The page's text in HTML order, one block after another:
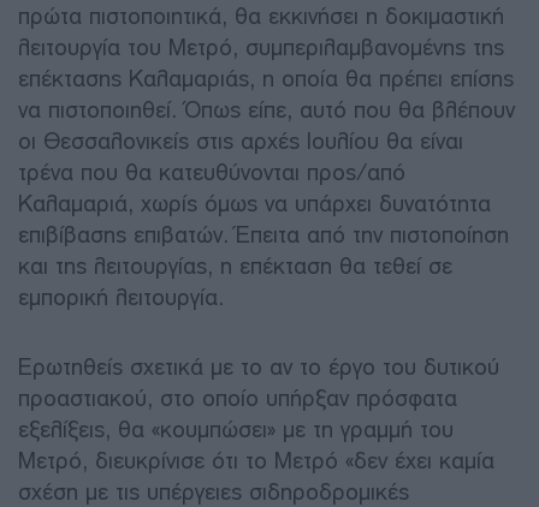
πρώτα πιστοποιητικά, θα εκκινήσει η δοκιμαστική
λειτουργία του Μετρό, συμπεριλαμβανομένης της
επέκτασης Καλαμαριάς, η οποία θα πρέπει επίσης
να πιστοποιηθεί. Όπως είπε, αυτό που θα βλέπουν
οι Θεσσαλονικείς στις αρχές Ιουλίου θα είναι
τρένα που θα κατευθύνονται προς/από
Καλαμαριά, χωρίς όμως να υπάρχει δυνατότητα
επιβίβασης επιβατών. Έπειτα από την πιστοποίηση
και της λειτουργίας, η επέκταση θα τεθεί σε
εμπορική λειτουργία.
Ερωτηθείς σχετικά με το αν το έργο του δυτικού
προαστιακού, στο οποίο υπήρξαν πρόσφατα
εξελίξεις, θα «κουμπώσει» με τη γραμμή του
Μετρό, διευκρίνισε ότι το Μετρό «δεν έχει καμία
σχέση με τις υπέργειες σιδηροδρομικές